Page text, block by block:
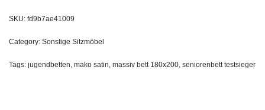
SKU: fd9b7ae41009
Category: Sonstige Sitzmöbel
Tags: jugendbetten mako satin massiv bett 180x200 seniorenbett testsieger